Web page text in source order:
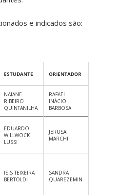
e indicados são:
ESTUDANTE ORIENTADOR
NAIANE
RIBEIRO
QUINTANILHA
RAFAEL
INÁCIO
BARBOSA
EDUARDO
WILLWOCK
LUSSI
JERUSA
MARCHI
ISIS TEIXEIRA
BERTOLDI
SANDRA
QUAREZEMIN